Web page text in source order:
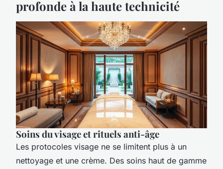
profonde à la haute technicité
Soins du visage et rituels anti-âge
Les protocoles visage ne se limitent plus à un
nettoyage et une crème. Des soins haut de gamme